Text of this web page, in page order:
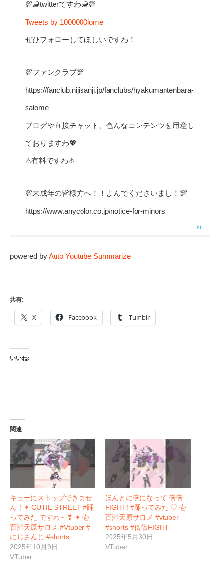
💯🦂twitterですわ🦂💯
Tweets by 1000000lome
ぜひフォローしてほしいですわ！
💯ファンクラブ💯
https://fanclub.nijisanji.jp/fanclubs/hyakumantenbara-
salome
ブログや直接チャット、色んなコンテンツを用意し
ておりますわ💖
⚠有料ですわ⚠
💯未成年の皆様方へ！！よんでくださいまし！💯
https://www.anycolor.co.jp/notice-for-minors
powered byAuto Youtube Summarize
共有:
X Facebook Tumblr
いいね:
関連
キューにストップできませ
ん！✦ CUTIE STREET #踊
ってみた ですわ～❣ ✦ 壱
百満天原サロメ #Vtuber #
にじさんじ #shorts
2025年10月9日
VTuber
ほんとに倍になって 倍倍
FIGHT! #踊ってみた ♡ 壱
百満天原サロメ #vtuber
#shorts #倍倍FIGHT
2025年5月30日
VTuber